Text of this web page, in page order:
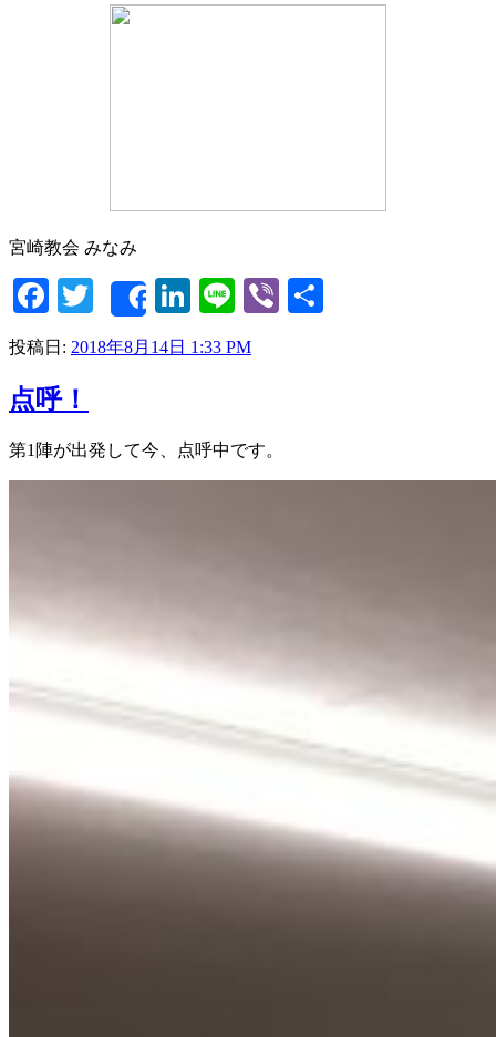
宮崎教会 みなみ
Facebook
TwitterShareLinkedIn
LineViber
投稿日: 2018年8月14日 1:33 PM
点呼！
第1陣が出発して今、点呼中です。